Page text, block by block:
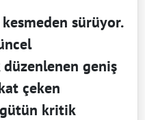
sürüyor.
düzenlenen geniş
çeken
kritik